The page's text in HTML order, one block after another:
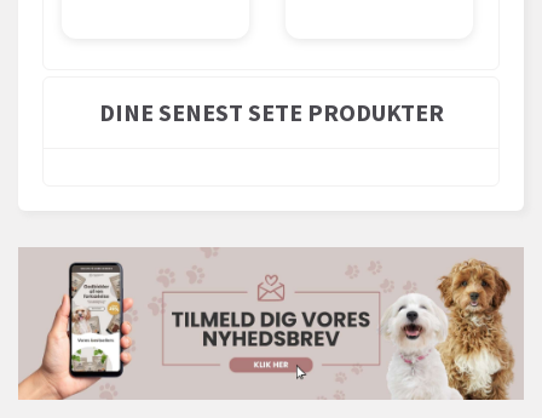
DINE SENEST SETE PRODUKTER